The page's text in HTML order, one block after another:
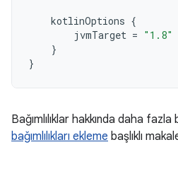
kotlinOptions {
jvmTarget = "1.8"
}
}
Bağımlılıklar hakkında daha fazla
bağımlılıkları ekleme başlıklı